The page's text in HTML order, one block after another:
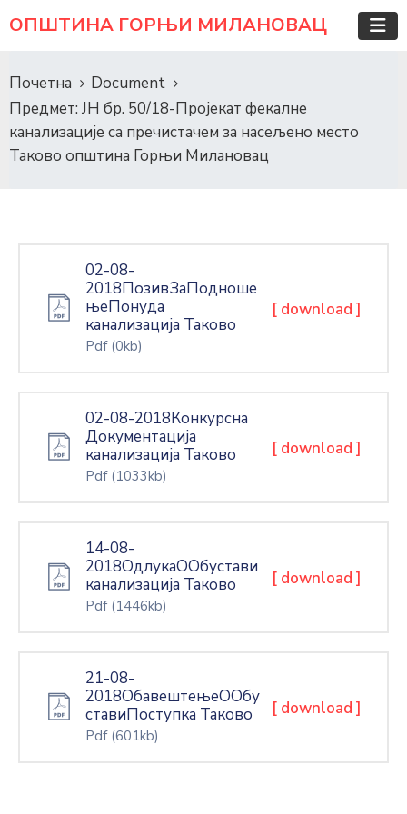
ОПШТИНА ГОРЊИ МИЛАНОВАЦ
Почетна
Document
Предмет: ЈН бр. 50/18-Пројекат фекалне
канализације са пречистачем за насељено место
Таково општина Горњи Милановац
02-08-
2018ПозивЗаПодноше
њеПонуда
канализација Таково
Pdf (0kb)
[ download ]
02-08-2018Конкурсна
Документација
канализација Таково
Pdf (1033kb)
[ download ]
14-08-
2018ОдлукаООбустави
канализација Таково
Pdf (1446kb)
[ download ]
21-08-
2018ОбавештењеООбу
ставиПоступка Таково
Pdf (601kb)
[ download ]